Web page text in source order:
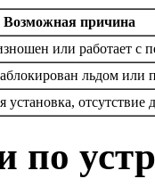
Возможная причина
или работает с
льдом или
установка, отсутствие
по